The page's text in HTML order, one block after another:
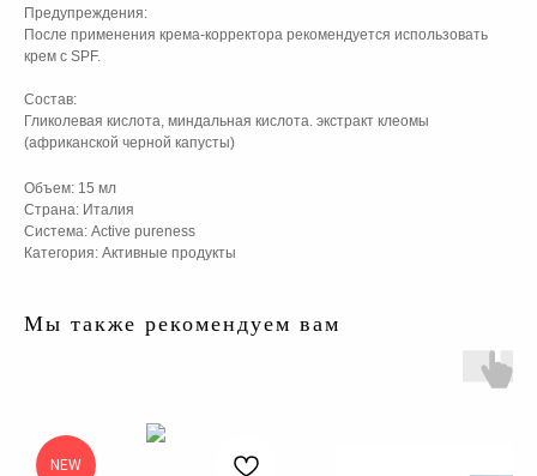
Предупреждения:
После применения крема-корректора рекомендуется использовать
крем с SPF.
Состав:
Гликолевая кислота, миндальная кислота. экстракт клеомы
(африканской черной капусты)
Объем: 15 мл
Страна: Италия
Система: Active pureness
Категория: Активные продукты
Мы также рекомендуем вам
NEW